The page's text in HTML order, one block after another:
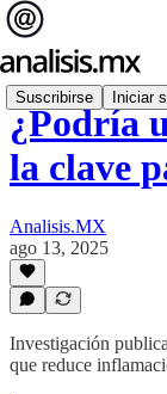
Suscribirse Iniciar
¿Podría
la clave
Analisis.MX
ago 13, 2025
Investigación
que reduce